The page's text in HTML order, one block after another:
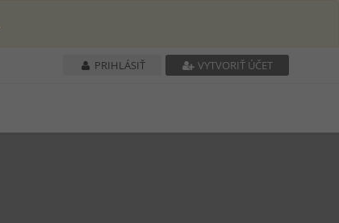
PRIHLÁSIŤ VYTVORIŤ ÚČET